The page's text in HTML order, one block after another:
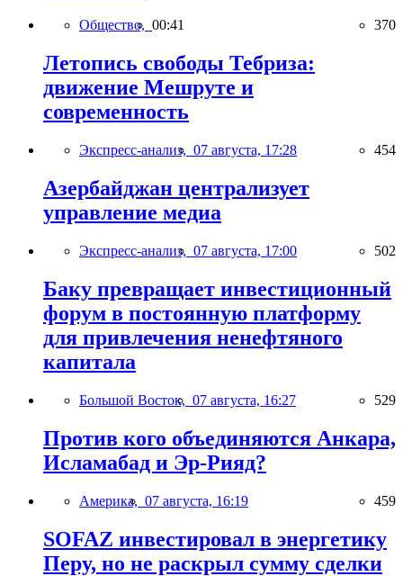
Общество, 00:41 370
Летопись свободы Тебриза:
движение Мешруте и
современность
Экспресс-анализ, 07 августа, 17:28 454
Азербайджан централизует
управление медиа
Экспресс-анализ, 07 августа, 17:00 502
Баку превращает инвестиционный
форум в постоянную платформу
для привлечения ненефтяного
капитала
Большой Восток, 07 августа, 16:27 529
Против кого объединяются Анкара,
Исламабад и Эр-Рияд?
Америка, 07 августа, 16:19 459
SOFAZ инвестировал в энергетику
Перу, но не раскрыл сумму сделки